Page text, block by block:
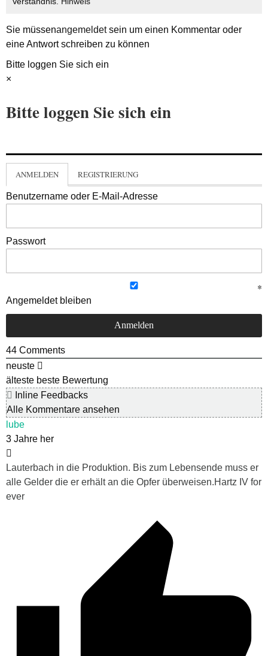
Sie müssenangemeldetsein um einen Kommentar oder
eine Antwort schreiben zu können
Bitte loggen Sie sich ein
×
Bitte loggen Sie sich ein
ANMELDEN REGISTRIERUNG
Benutzername oder E-Mail-Adresse
Passwort
Angemeldet bleiben
44 Comments
neuste
älteste beste Bewertung
Inline Feedbacks
Alle Kommentare ansehen
lube
3 Jahre her
Lauterbach in die Produktion. Bis zum Lebensende muss er
alle Gelder die er erhält an die Opfer überweisen.Hartz IV for
ever